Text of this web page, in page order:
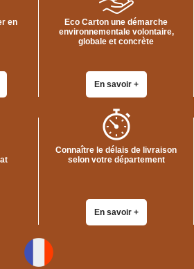
en
Eco Carton une démarche
environnementale volontaire,
globale et concrète
En savoir +
Connaître le délais de livraison
selon votre département
En savoir +